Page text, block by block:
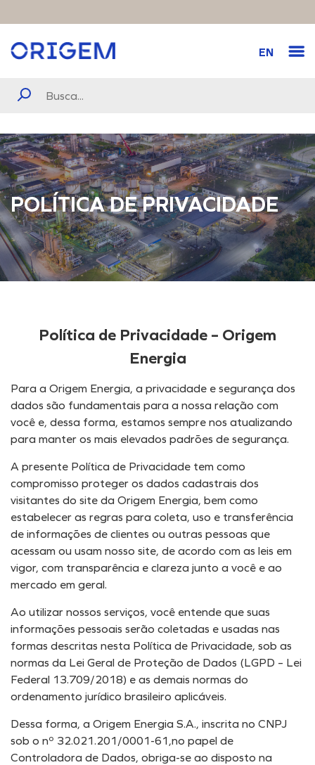
EN
POLÍTICA DE PRIVACIDADE
Política de Privacidade – Origem
Energia
Para a Origem Energia, a privacidade e segurança dos
dados são fundamentais para a nossa relação com
você e, dessa forma, estamos sempre nos atualizando
para manter os mais elevados padrões de segurança.
A presente Política de Privacidade tem como
compromisso proteger os dados cadastrais dos
visitantes do site da Origem Energia, bem como
estabelecer as regras para coleta, uso e transferência
de informações de clientes ou outras pessoas que
acessam ou usam nosso site, de acordo com as leis em
vigor, com transparência e clareza junto a você e ao
mercado em geral.
Ao utilizar nossos serviços, você entende que suas
informações pessoais serão coletadas e usadas nas
formas descritas nesta Política de Privacidade, sob as
normas da Lei Geral de Proteção de Dados (LGPD – Lei
Federal 13.709/2018) e as demais normas do
ordenamento jurídico brasileiro aplicáveis.
Dessa forma, a Origem Energia S.A., inscrita no CNPJ
sob o nº 32.021.201/0001-61,no papel de
Controladora de Dados, obriga-se ao disposto na